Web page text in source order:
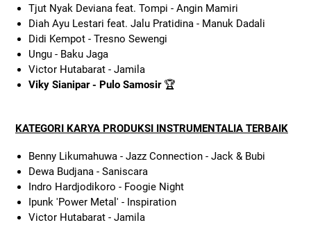
Tjut Nyak Deviana feat. Tompi - Angin Mamiri
Diah Ayu Lestari feat. Jalu Pratidina - Manuk Dadali
Didi Kempot - Tresno Sewengi
Ungu - Baku Jaga
Victor Hutabarat - Jamila
Viky Sianipar - Pulo Samosir🏆
KATEGORI KARYA PRODUKSI INSTRUMENTALIA TERBAIK
Benny Likumahuwa - Jazz Connection - Jack & Bubi
Dewa Budjana - Saniscara
Indro Hardjodikoro - Foogie Night
Ipunk 'Power Metal' - Inspiration
Victor Hutabarat - Jamila